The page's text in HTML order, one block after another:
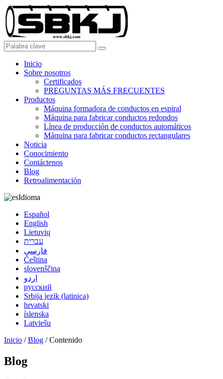
Inicio
Sobre nosotros
Certificados
PREGUNTAS MÁS FRECUENTES
Productos
Máquina formadora de conductos en espiral
Máquina para fabricar conductos redondos
Línea de producción de conductos automáticos
Máquina para fabricar conductos rectangulares
Noticia
Conocimiento
Contáctenos
Blog
Retroalimentación
Idioma
Español
English
Lietuvių
עברית
فارسی
Čeština
slovenščina
اردو
русский
Srbija jezik (latinica)
hrvatski
íslenska
Latviešu
Inicio /Blog / Contenido
Blog